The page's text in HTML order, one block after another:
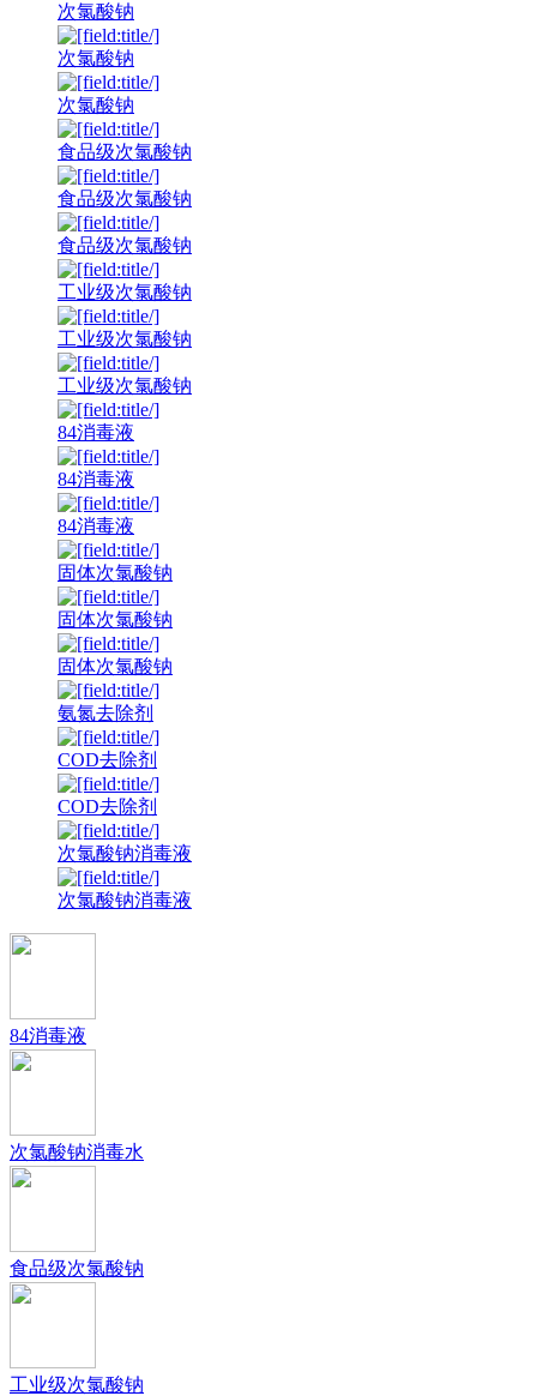
次氯酸钠
次氯酸钠
次氯酸钠
食品级次氯酸钠
食品级次氯酸钠
食品级次氯酸钠
工业级次氯酸钠
工业级次氯酸钠
工业级次氯酸钠
84消毒液
84消毒液
84消毒液
固体次氯酸钠
固体次氯酸钠
固体次氯酸钠
氨氮去除剂
COD去除剂
COD去除剂
次氯酸钠消毒液
次氯酸钠消毒液
84消毒液
次氯酸钠消毒水
食品级次氯酸钠
工业级次氯酸钠